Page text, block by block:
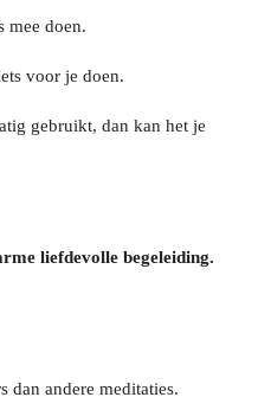
mee doen.
voor je doen.
gebruikt, dan kan het je
liefdevolle begeleiding.
dan andere meditaties.